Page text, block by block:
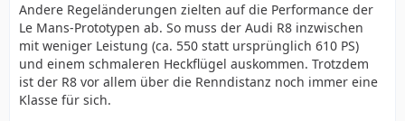
Andere Regeländerungen zielten auf die Performance der
Le Mans-Prototypen ab. So muss der Audi R8 inzwischen
mit weniger Leistung (ca. 550 statt ursprünglich 610 PS)
und einem schmaleren Heckflügel auskommen. Trotzdem
ist der R8 vor allem über die Renndistanz noch immer eine
Klasse für sich.